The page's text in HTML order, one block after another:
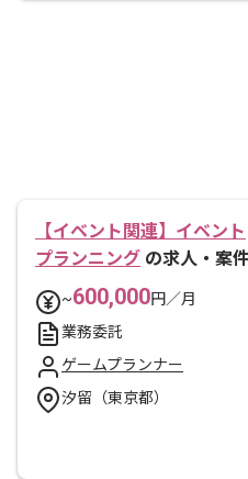
【イベント関連】イベント
プランニング の求人・案件
~600,000円／月
業務委託
ゲームプランナー
汐留（東京都）